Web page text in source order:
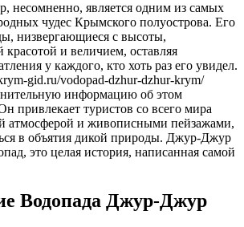
чудес Крымского полуострова. Его
низвергающиеся с высоты,
красотой и величием, оставляя
у каждого, кто хоть раз его увидел.
gid.ru/vodopad-dzhur-dzhur-krym/
информацию об этом
привлекает туристов со всего мира
атмосферой и живописными пейзажами,
в объятия дикой природы. Джур-Джур
это целая история, написанная самой
Водопада Джур-Джур